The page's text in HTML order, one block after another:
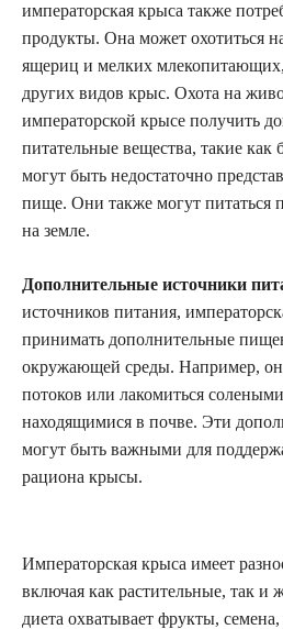
императорская крыса также
продукты. Она может охотиться
ящериц и мелких
других видов крыс. Охота на
императорской крысе получить
питательные вещества, такие
могут быть недостаточно
пище. Они также могут питаться
на земле.
Дополнительные источники
источников питания,
принимать дополнительные
окружающей среды. Например,
потоков или лакомиться
находящимися в почве. Эти
могут быть важными для
рациона крысы.
Императорская крыса имеет
включая как растительные, так
диета охватывает фрукты,